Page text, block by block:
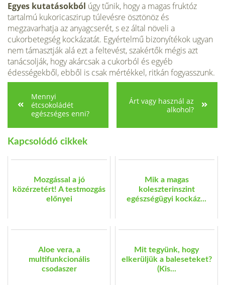
Egyes kutatásokból úgy tűnik, hogy a magas fruktóz
tartalmú kukoricaszirup túlevésre ösztönöz és
megzavarhatja az anyagcserét, s ez által növeli a
cukorbetegség kockázatát. Egyértelmű bizonyítékok ugyan
nem támasztják alá ezt a feltevést, szakértők mégis azt
tanácsolják, hogy akárcsak a cukorból és egyéb
édességekből, ebből is csak mértékkel, ritkán fogyasszunk.
Mennyi
étcsokoládét
egészséges enni?
Árt vagy használ az
alkohol?
Kapcsolódó cikkek
Mozgással a jó
közérzetért! A testmozgás
előnyei
Mik a magas
koleszterinszint
egészségügyi kockáz...
Aloe vera, a
multifunkcionális
csodaszer
Mit tegyünk, hogy
elkerüljük a baleseteket?
(Kis...